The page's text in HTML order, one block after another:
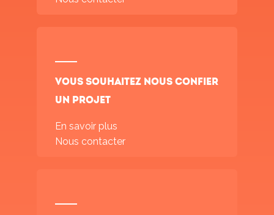
Vous souhaitez nous confier
un projet
En savoir plus
Nous contacter